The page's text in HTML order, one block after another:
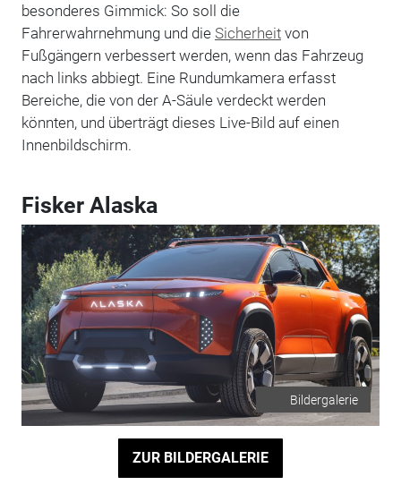
besonderes Gimmick: So soll die
Fahrerwahrnehmung und die Sicherheitvon
Fußgängern verbessert werden, wenn das Fahrzeug
nach links abbiegt. Eine Rundumkamera erfasst
Bereiche, die von der A-Säule verdeckt werden
könnten, und überträgt dieses Live-Bild auf einen
Innenbildschirm.
Fisker Alaska
Bildergalerie
ZUR BILDERGALERIE